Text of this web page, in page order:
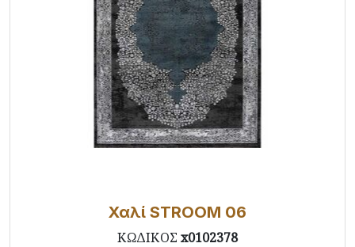
Χαλί STROOM 06
ΚΩΔΙΚΟΣ x0102378